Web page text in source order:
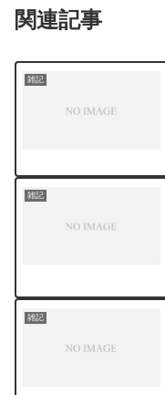
関連記事
雑記
雑記
雑記